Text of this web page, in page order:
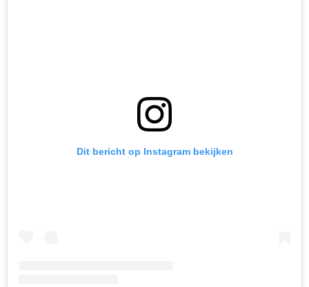
Dit bericht op Instagram bekijken